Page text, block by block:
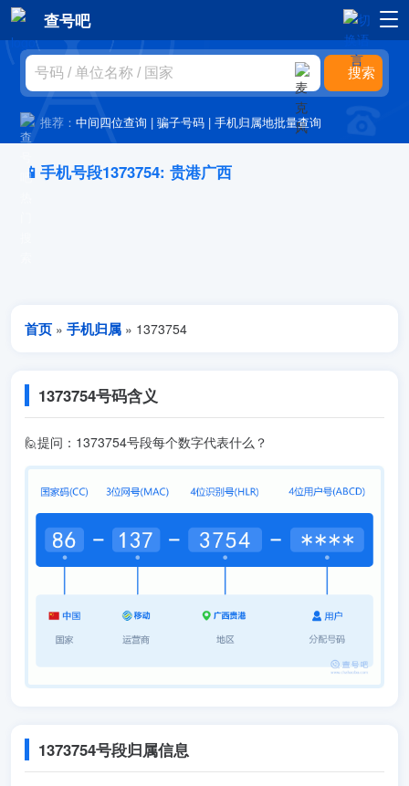
查号吧
推荐：中间四位查询 |骗子号码 |手机归属地批量查询
📱手机号段1373754: 贵港广西
首页 » 手机归属 » 1373754
1373754号码含义
🙋提问：1373754号段每个数字代表什么？
1373754号段归属信息